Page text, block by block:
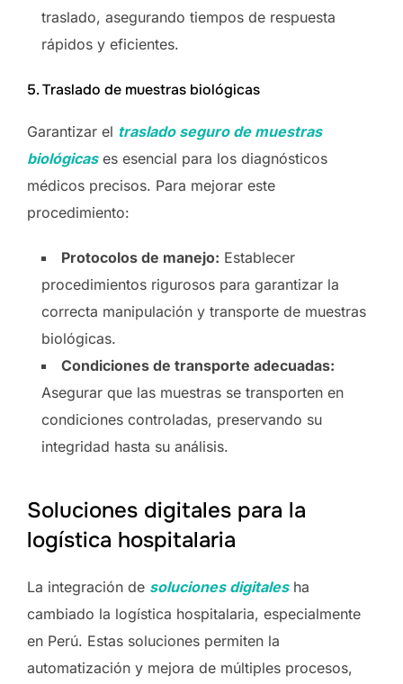
traslado, asegurando tiempos de respuesta
rápidos y eficientes.
5. Traslado de muestras biológicas
Garantizar el traslado seguro de muestras
biológicases esencial para los diagnósticos
médicos precisos. Para mejorar este
procedimiento:
Protocolos de manejo: Establecer
procedimientos rigurosos para garantizar la
correcta manipulación y transporte de muestras
biológicas.
Condiciones de transporte adecuadas:
Asegurar que las muestras se transporten en
condiciones controladas, preservando su
integridad hasta su análisis.
Soluciones digitales para la
logística hospitalaria
La integración de soluciones digitalesha
cambiado la logística hospitalaria, especialmente
en Perú. Estas soluciones permiten la
automatización y mejora de múltiples procesos,